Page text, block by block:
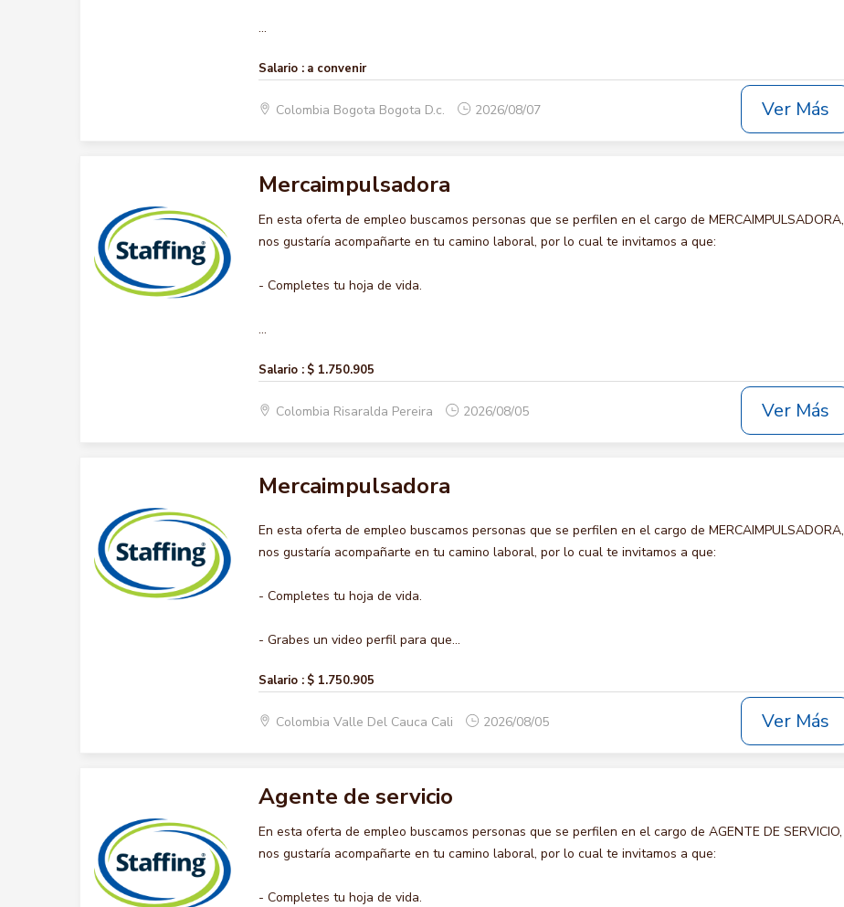
...
Salario : a convenir
Colombia Bogota Bogota D.c. 2026/08/07 Ver Más
Mercaimpulsadora
En esta oferta de empleo buscamos personas que se perfilen en el cargo de MERCAIMPULSADORA,
nos gustaría acompañarte en tu camino laboral, por lo cual te invitamos a que:
- Completes tu hoja de vida.
...
Salario : $ 1.750.905
Colombia Risaralda Pereira 2026/08/05 Ver Más
Mercaimpulsadora
En esta oferta de empleo buscamos personas que se perfilen en el cargo de MERCAIMPULSADORA,
nos gustaría acompañarte en tu camino laboral, por lo cual te invitamos a que:
- Completes tu hoja de vida.
- Grabes un video perfil para que...
Salario : $ 1.750.905
Colombia Valle Del Cauca Cali 2026/08/05 Ver Más
Agente de servicio
En esta oferta de empleo buscamos personas que se perfilen en el cargo de AGENTE DE SERVICIO,
nos gustaría acompañarte en tu camino laboral, por lo cual te invitamos a que:
- Completes tu hoja de vida.